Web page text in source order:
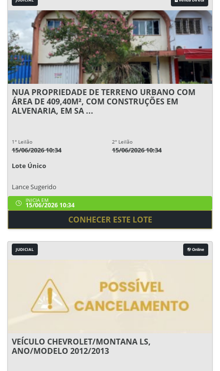
NUA PROPRIEDADE DE TERRENO URBANO COM
ÁREA DE 409,40M², COM CONSTRUÇÕES EM
ALVENARIA, EM SA ...
1° Leilão
15/06/2026 10:34
2° Leilão
15/06/2026 10:34
Lote Único
Lance Sugerido
INICIA EM
15/06/2026 10:34
CONHECER ESTE LOTE
JUDICIAL Online
VEÍCULO CHEVROLET/MONTANA LS,
ANO/MODELO 2012/2013